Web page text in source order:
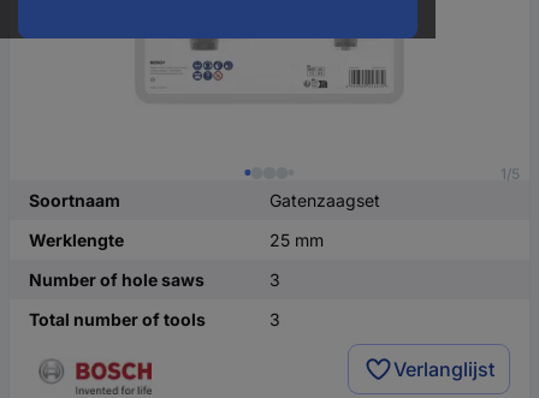
1/5
Soortnaam
Gatenzaagset
Werklengte
25 mm
Number of hole saws
3
Total number of tools
3
Verlanglijst